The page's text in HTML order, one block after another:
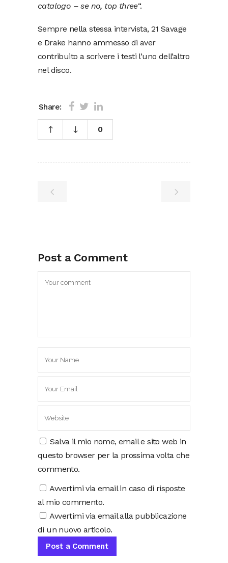
catalogo – se no, top three“.
Sempre nella stessa intervista, 21 Savage
e Drake hanno ammesso di aver
contribuito a scrivere i testi l’uno dell’altro
nel disco.
Share:
0
Post a Comment
Salva il mio nome, email e sito web in
questo browser per la prossima volta che
commento.
Avvertimi via email in caso di risposte
al mio commento.
Avvertimi via email alla pubblicazione
di un nuovo articolo.